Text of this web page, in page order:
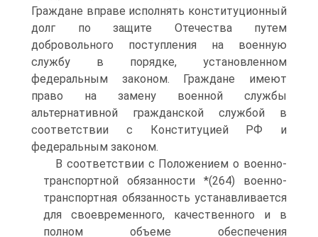
Граждане вправе исполнять конституционный
долг по защите Отечества путем
добровольного поступления на военную
службу в порядке, установленном
федеральным законом. Граждане имеют
право на замену военной службы
альтернативной гражданской службой в
соответствии с Конституцией РФ и
федеральным законом.
В соответствии с Положением о военно-
транспортной обязанности *(264) военно-
транспортная обязанность устанавливается
для своевременного, качественного и в
полном объеме обеспечения